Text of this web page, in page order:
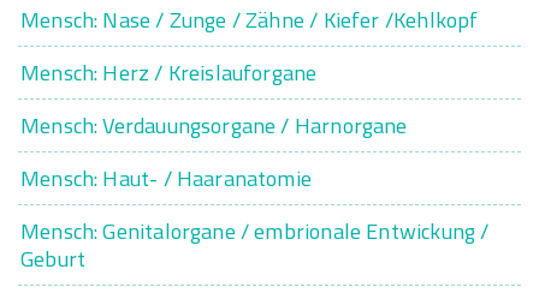
Mensch: Nase / Zunge / Zähne / Kiefer /Kehlkopf
Mensch: Herz / Kreislauforgane
Mensch: Verdauungsorgane / Harnorgane
Mensch: Haut- / Haaranatomie
Mensch: Genitalorgane / embrionale Entwickung /
Geburt